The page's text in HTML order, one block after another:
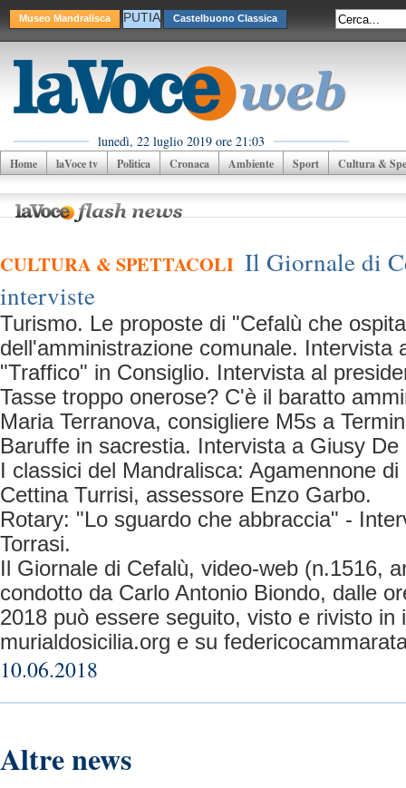
Museo Mandralisca PUTIA Castelbuono Classica
lunedì, 22 luglio 2019 ore 21:03
Home laVoce tv Politica Cronaca Ambiente Sport Cultura &
CULTURA & SPETTACOLI Il Giornale di
interviste
Turismo. Le proposte di "Cefalù che
dell'amministrazione comunale. Intervista
"Traffico" in Consiglio. Intervista al
Tasse troppo onerose? C'è il baratto
Maria Terranova, consigliere M5s a
Baruffe in sacrestia. Intervista a Giusy De
I classici del Mandralisca: Agamennone
Cettina Turrisi, assessore Enzo Garbo.
Rotary: "Lo sguardo che abbraccia" -
Torrasi.
Il Giornale di Cefalù, video-web (n.1516,
condotto da Carlo Antonio Biondo, dalle
2018 può essere seguito, visto e rivisto in
murialdosicilia.org e su
10.06.2018
Altre news